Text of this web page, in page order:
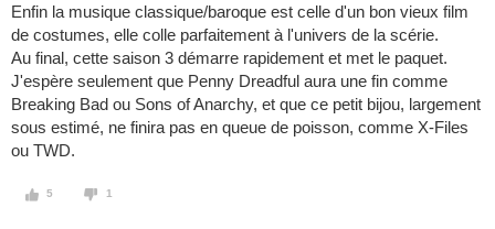
Enfin la musique classique/baroque est celle d'un bon vieux film
de costumes, elle colle parfaitement à l'univers de la scérie.
Au final, cette saison 3 démarre rapidement et met le paquet.
J'espère seulement que Penny Dreadful aura une fin comme
Breaking Bad ou Sons of Anarchy, et que ce petit bijou, largement
sous estimé, ne finira pas en queue de poisson, comme X-Files
ou TWD.
5 1